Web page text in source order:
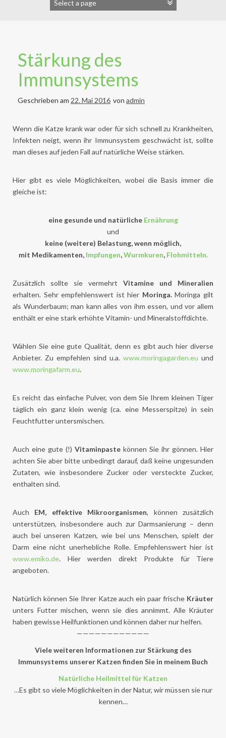
Stärkung des
Immunsystems
Geschrieben am 22. Mai 2016 von admin
Wenn die Katze krank war oder für sich schnell zu Krankheiten,
Infekten neigt, wenn ihr Immunsystem geschwächt ist, sollte
man dieses auf jeden Fall auf natürliche Weise stärken.
Hier gibt es viele Möglichkeiten, wobei die Basis immer die
gleiche ist:
eine gesunde und natürliche Ernährung
und
keine (weitere) Belastung, wenn möglich,
mit Medikamenten, Impfungen,Wurmkuren, Flohmitteln.
Zusätzlich sollte sie vermehrt Vitamine und Mineralien
erhalten. Sehr empfehlenswert ist hier Moringa.Moringa gilt
als Wunderbaum; man kann alles von ihm essen, und vor allem
enthält er eine stark erhöhte Vitamin- und Mineralstoffdichte.
Wählen Sie eine gute Qualität, denn es gibt auch hier diverse
Anbieter. Zu empfehlen sind u.a. www.moringagarden.eu und
www.moringafarm.eu.
Es reicht das einfache Pulver, von dem Sie Ihrem kleinen Tiger
täglich ein ganz klein wenig (ca. eine Messerspitze) in sein
Feuchtfutter untersmischen.
Auch eine gute (!) Vitaminpaste können Sie ihr gönnen. Hier
achten Sie aber bitte unbedingt darauf, daß keine ungesunden
Zutaten, wie insbesondere Zucker oder versteckte Zucker,
enthalten sind.
Auch EM, effektive Mikroorganismen, können zusätzlich
unterstützen, insbesondere auch zur Darmsanierung – denn
auch bei unseren Katzen, wie bei uns Menschen, spielt der
Darm eine nicht unerhebliche Rolle. Empfehlenswert hier ist
www.emiko.de. Hier werden direkt Produkte für Tiere
angeboten.
Natürlich können Sie Ihrer Katze auch ein paar frische Kräuter
unters Futter mischen, wenn sie dies annimmt. Alle Kräuter
haben gewisse Heilfunktionen und können daher nur helfen.
————————————
Viele weiteren Informationen zur Stärkung des
Immunsystems unserer Katzen finden Sie in meinem Buch
Natürliche Heilmittel für Katzen
…Es gibt so viele Möglichkeiten in der Natur, wir müssen sie nur
kennen…